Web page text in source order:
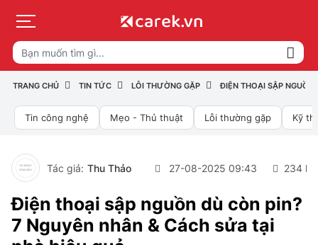
TRANG CHỦ TIN TỨC LỖI THƯỜNG GẶP ĐIỆN THOẠI SẬP NGUỒN
Tin công nghệ Mẹo - Thủ thuật Lỗi thường gặp Kỹ
Tác giả: Thu Thảo 27-08-2025 09:43 234
Điện thoại sập nguồn dù còn pin?
7 Nguyên nhân & Cách sửa tại